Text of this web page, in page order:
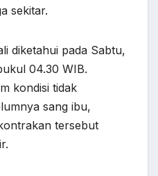
sekitar.
diketahui pada Sabtu,
04.30 WIB.
kondisi tidak
sang ibu,
tersebut